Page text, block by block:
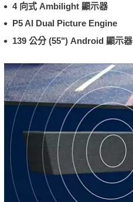
4 向式 Ambilight 顯示器
P5 AI Dual Picture Engine
139 公分 (55") Android 顯示器